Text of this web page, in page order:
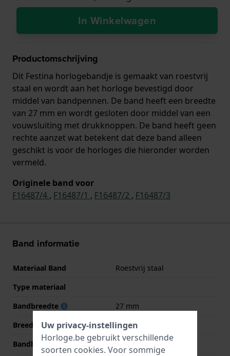
In Winkelwagen
Productomschrijving
Dit Festina horlogebandje is gemaakt van roestvrij
staal en wordt aan het horloge bevestigd door
middel van bandpennen. De band heeft een breedte
van 27 mm en wordt gesloten door middel van een
vouwsluiting met drukknoppen. De band heeft geen
rechte aanzet wat betekent dat deze band alleen
geschikt is voor de horloges die hieronder worden
vermeld.
Originele band voor
F16487/4 , F16487/1 , F16487/2 , F16487/3
Band informatie
Materiaal Band
Roestvrij staal
Type materiaal
Bandbreedte
27 mm
Breedte bandaanzet
18 mm
Bandbreedte bij sluiting
24 mm
Uw privacy-instellingen
Horloge.be gebruikt verschillende
soorten cookies. Voor sommige